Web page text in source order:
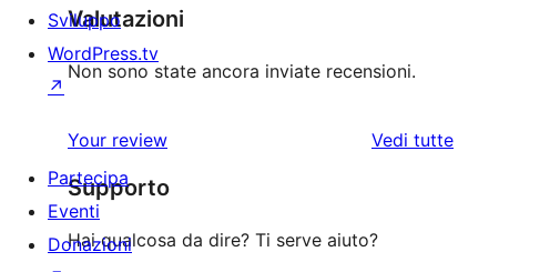
Valutazioni
Non sono state ancora inviate recensioni.
Your review Vedi tuttele
Supporto
Hai qualcosa da dire? Ti serve aiuto?
Sviluppo
WordPress.tv
↗
Partecipa
Eventi
Donazioni